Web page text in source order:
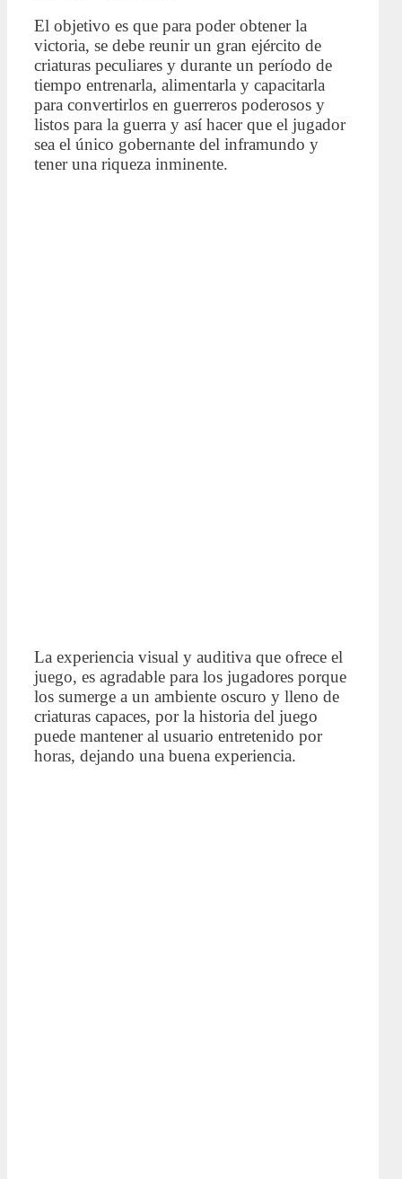
El objetivo es que para poder obtener la
victoria, se debe reunir un gran ejército de
criaturas peculiares y durante un período de
tiempo entrenarla, alimentarla y capacitarla
para convertirlos en guerreros poderosos y
listos para la guerra y así hacer que el jugador
sea el único gobernante del inframundo y
tener una riqueza inminente.
La experiencia visual y auditiva que ofrece el
juego, es agradable para los jugadores porque
los sumerge a un ambiente oscuro y lleno de
criaturas capaces, por la historia del juego
puede mantener al usuario entretenido por
horas, dejando una buena experiencia.